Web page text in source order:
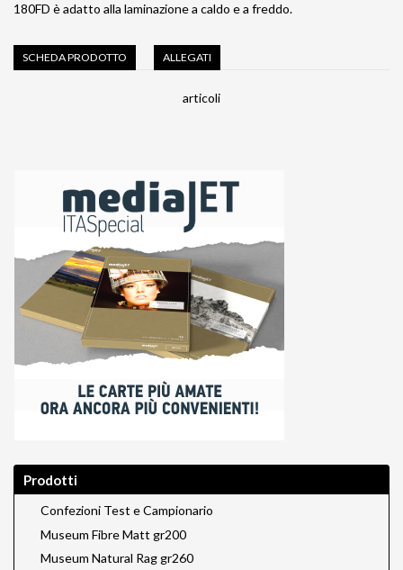
180FD è adatto alla laminazione a caldo e a freddo.
SCHEDA PRODOTTO ALLEGATI
articoli
Prodotti
Confezioni Test e Campionario
Museum Fibre Matt gr200
Museum Natural Rag gr260